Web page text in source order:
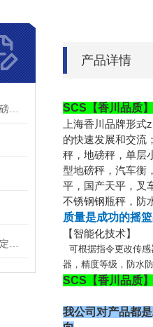
产品详情
SCS【香川品质
上海香川品牌形
的快速发展和交流
秤，地磅秤，单层
型地磅秤，汽车衡
平，国产天平，叉
不锈钢钢瓶秤，防
质量是成功的摇篮
【智能化技术】
可根据指令更改传
器，精度等级 ，防水
SCS【香川品质
我公司对产品都